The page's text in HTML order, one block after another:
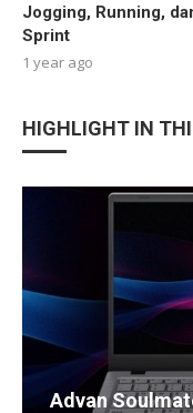
Jogging, Running,
Sprint
1 year ago
HIGHLIGHT IN
Advan